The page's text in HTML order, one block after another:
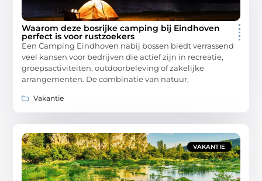
Waarom deze bosrijke camping bij Eindhoven
perfect is voor rustzoekers
Een Camping Eindhoven nabij bossen biedt verrassend
veel kansen voor bedrijven die actief zijn in recreatie,
groepsactiviteiten, outdoorbeleving of zakelijke
arrangementen. De combinatie van natuur,
Vakantie
VAKANTIE